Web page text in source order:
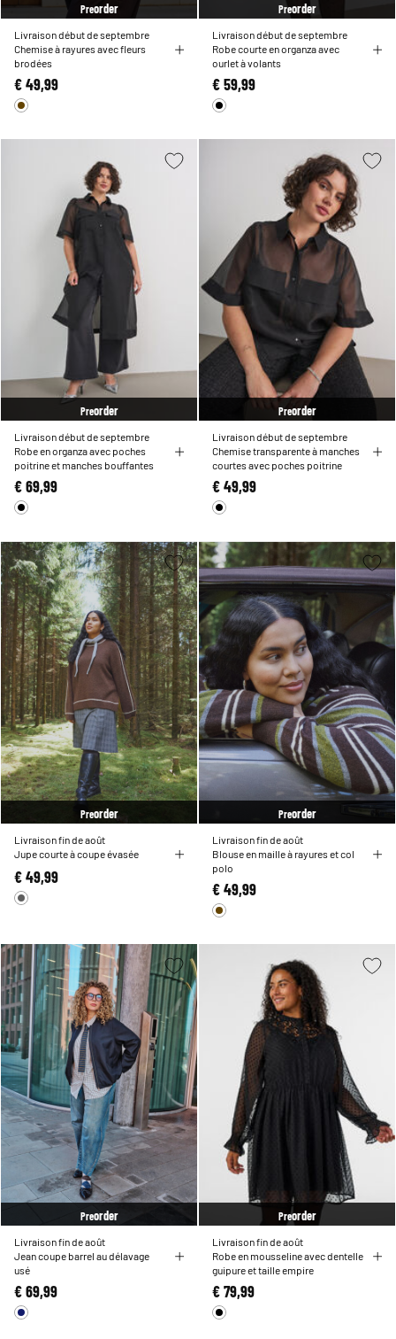
Preorder
Livraison début de septembre
Chemise à rayures avec fleurs
brodées
€ 49,99
Preorder
Livraison début de septembre
Robe courte en organza avec
ourlet à volants
€ 59,99
Preorder
Livraison début de septembre
Robe en organza avec poches
poitrine et manches bouffantes
€ 69,99
Preorder
Livraison début de septembre
Chemise transparente à manches
courtes avec poches poitrine
€ 49,99
Preorder
Livraison fin de août
Jupe courte à coupe évasée
€ 49,99
Preorder
Livraison fin de août
Blouse en maille à rayures et col
polo
€ 49,99
Preorder
Livraison fin de août
Jean coupe barrel au délavage
usé
€ 69,99
Preorder
Livraison fin de août
Robe en mousseline avec dentelle
guipure et taille empire
€ 79,99